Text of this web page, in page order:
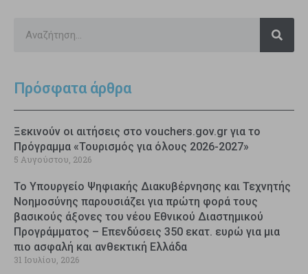
Πρόσφατα άρθρα
Ξεκινούν οι αιτήσεις στο vouchers.gov.gr για το
Πρόγραμμα «Τουρισμός για όλους 2026-2027»
5 Αυγούστου, 2026
Το Υπουργείο Ψηφιακής Διακυβέρνησης και Τεχνητής
Νοημοσύνης παρουσιάζει για πρώτη φορά τους
βασικούς άξονες του νέου Εθνικού Διαστημικού
Προγράμματος – Επενδύσεις 350 εκατ. ευρώ για μια
πιο ασφαλή και ανθεκτική Ελλάδα
31 Ιουλίου, 2026